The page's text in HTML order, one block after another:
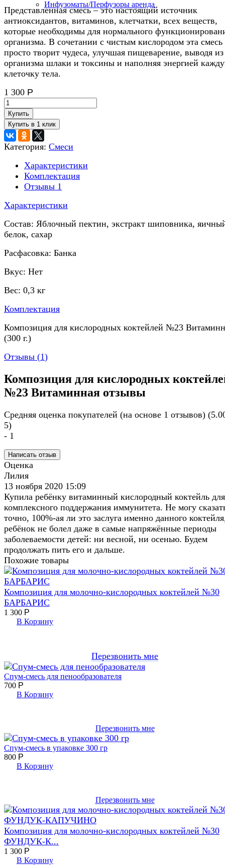
Инфузоматы/Перфузоры аренда
Представленная смесь – это настоящий источник
антиоксидантов, витаминов, клетчатки, всех веществ,
которые необходимы для нормального
организма. В сочетании с чистым кислородом эта смесь
просто творит чудеса, улучшая пищеварение, выводя из
организма шлаки и токсины и наполняя энергией
клеточку тела.
1 300 Р
Купить
Категория: Смеси
Характеристики
Комплектация
Отзывы 1
Характеристики
Состав: Яблочный пектин, экстракт шиповника,
белок, сахар
Расфасовка: Банка
Вкус: Нет
Вес: 0,3 кг
Комплектация
Композиция для кислородных коктейлей №23
(300 г.)
Отзывы (1)
Композиция для кислородных
№23 Витаминная отзывы
Средняя оценка покупателей (на основе 1 отзывов)
5)
- 1
Оценка
Лилия
13 ноября 2020 15:09
Купила ребёнку витаминный кислородный коктейль для
комплексного поддержания иммунитета. Не могу
точно, 100%-ая ли это заслуга именно данного
ребёнок не болел даже в самые напряжённые периоды
заболеваемости детей: ни весной, ни осенью. Будем
продолжать пить его и дальше.
Похожие товары
Композиция для молочно-кислородных коктейлей №30
БАРБАРИС
1 300 Р
В Корзину
Перезвонить мне
Спум-смесь для пенообразователя
700 Р
В Корзину
Перезвонить мне
Спум-смесь в упаковке 300 гр
800 Р
В Корзину
Перезвонить мне
Композиция для молочно-кислородных коктейлей №30
ФУНДУК-К...
1 300 Р
В Корзину